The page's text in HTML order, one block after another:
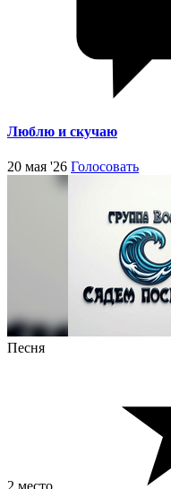
Люблю и скучаю
20 мая '26 Голосовать
Песня